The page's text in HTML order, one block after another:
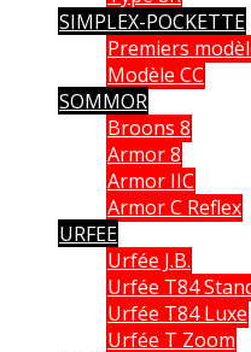
SIMPLEX-POCKETTE
Premiers
Modèle CC
SOMMOR
Broons 8
Armor 8
Armor IIC
Armor C Reflex
URFEE
Urfée J.B.
Urfée T84
Urfée T84 Luxe
Urfée T Zoom